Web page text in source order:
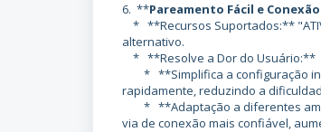
6. **Pareamento Fácil e
* **Recursos Suportados:**
alternativo.
* **Resolve a Dor do Usuário:**
* **Simplifica a configuração
rapidamente, reduzindo a
* **Adaptação a diferentes
via de conexão mais confiável,